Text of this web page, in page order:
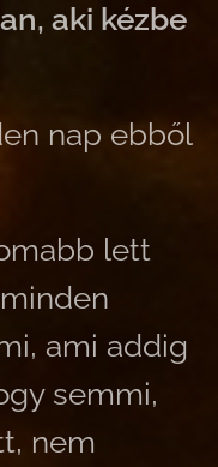
aki kézbe
nap ebből
lett
ami addig
semmi,
nem